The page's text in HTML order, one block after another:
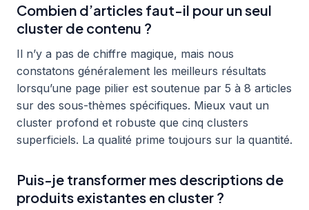
Combien d’articles faut-il pour un seul
cluster de contenu ?
Il n’y a pas de chiffre magique, mais nous
constatons généralement les meilleurs résultats
lorsqu’une page pilier est soutenue par 5 à 8 articles
sur des sous-thèmes spécifiques. Mieux vaut un
cluster profond et robuste que cinq clusters
superficiels. La qualité prime toujours sur la quantité.
Puis-je transformer mes descriptions de
produits existantes en cluster ?